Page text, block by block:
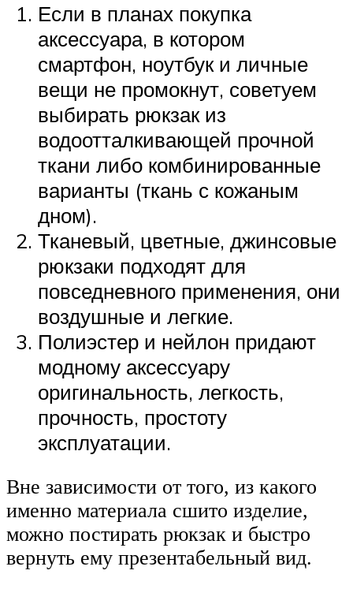
Если в планах покупка
аксессуара, в котором
смартфон, ноутбук и личные
вещи не промокнут, советуем
выбирать рюкзак из
водоотталкивающей прочной
ткани либо комбинированные
варианты (ткань с кожаным
дном).
Тканевый, цветные, джинсовые
рюкзаки подходят для
повседневного применения, они
воздушные и легкие.
Полиэстер и нейлон придают
модному аксессуару
оригинальность, легкость,
прочность, простоту
эксплуатации.
Вне зависимости от того, из какого
именно материала сшито изделие,
можно постирать рюкзак и быстро
вернуть ему презентабельный вид.